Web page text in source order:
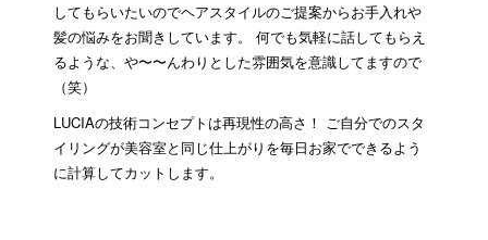
してもらいたいのでヘアスタイルのご提案からお手入れや
髪の悩みをお聞きしています。 何でも気軽に話してもらえ
るような、や〜〜んわりとした雰囲気を意識してますので
（笑）
LUCIAの技術コンセプトは再現性の高さ！ ご自分でのスタ
イリングが美容室と同じ仕上がりを毎日お家でできるよう
に計算してカットします。